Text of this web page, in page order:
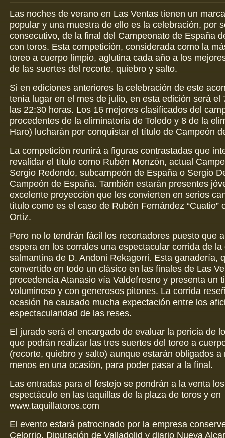
Las noches de verano en Las Ventas tienen un
popular y una muestra de ello es la celebración, por
consecutivo, de la final del Campeonato de España
con toros. Esta competición, considerada como la
toreo a cuerpo limpio, aglutina cada año a los
de las suertes del recorte, quiebro y salto.
Si en ediciones anteriores la celebración de este
tenía lugar en el mes de julio, en esta edición será el
las 22:30 horas. Los 16 mejores clasificados del
procedentes de la eliminatoria de Toledo y 8 de la
Haro) lucharán por conquistar el título de Campeón
La competición reunirá a figuras contrastadas que
revalidar el título como Rubén Monzón, actual
Sergio Redondo, subcampeón de España o Sergio
Campeón de España. También estarán presentes
excelente proyección que les convierten en serios
título como es el caso de Rubén Fernández “Cuatio”
Ortiz.
Pero no lo tendrán fácil los recortadores puesto que
espera en los corrales una espectacular corrida de la
salmantina de D. Andoni Rekagorri. Esta ganadería,
convertido en todo un clásico en las finales de Las
procedencia Atanasio vía Valdefresno y presenta un
voluminoso y con generosos pitones. La corrida
ocasión ha causado mucha expectación entre los
espectacularidad de las reses.
El jurado será el encargado de evaluar la pericia de
que podrán realizar las tres suertes del toreo a
(recorte, quiebro y salto) aunque estarán obligados a
menos en una ocasión, para poder pasar a la final.
Las entradas para el festejo se pondrán a la venta
espectáculo en las taquillas de la plaza de toros y en
www.taquillatoros.com
El evento estará patrocinado por la empresa
Celorrio, Diputación de Valladolid y diario Nueva